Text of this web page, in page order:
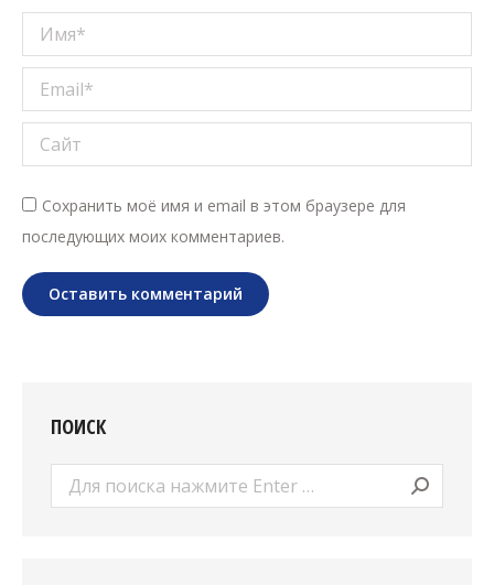
Имя *
Email *
Сайт
Сохранить моё имя и email в этом браузере для
последующих моих комментариев.
Оставить комментарий
ПОИСК
Поиск: